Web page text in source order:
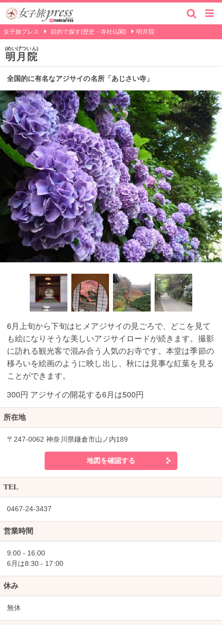
女子旅プレス 目的で探す(歴史・寺社仏閣) 明月院
明月院
めいげついん
全国的に有名なアジサイの名所「あじさい寺」
6月上旬から下旬はヒメアジサイの見ごろで、どこを見て
も絵になりそうな美しいアジサイロードが続きます。撮影
に訪れる観光客で混み合う人気のお寺です。本堂は季節の
移ろいを絵画のように映し出し、秋には見事な紅葉を見る
ことができます。
300円 アジサイの開花する6月は500円
所在地
〒247-0062 神奈川県鎌倉市山ノ内189
地図を確認する
TEL
0467-24-3437
営業時間
9:00 - 16:00
6月は8:30 - 17:00
休み
無休